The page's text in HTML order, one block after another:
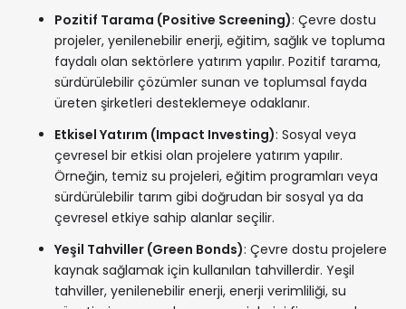
Pozitif Tarama (Positive Screening): Çevre dostu
projeler, yenilenebilir enerji, eğitim, sağlık ve topluma
faydalı olan sektörlere yatırım yapılır. Pozitif tarama,
sürdürülebilir çözümler sunan ve toplumsal fayda
üreten şirketleri desteklemeye odaklanır.
Etkisel Yatırım (Impact Investing): Sosyal veya
çevresel bir etkisi olan projelere yatırım yapılır.
Örneğin, temiz su projeleri, eğitim programları veya
sürdürülebilir tarım gibi doğrudan bir sosyal ya da
çevresel etkiye sahip alanlar seçilir.
Yeşil Tahviller (Green Bonds): Çevre dostu projelere
kaynak sağlamak için kullanılan tahvillerdir. Yeşil
tahviller, yenilenebilir enerji, enerji verimliliği, su